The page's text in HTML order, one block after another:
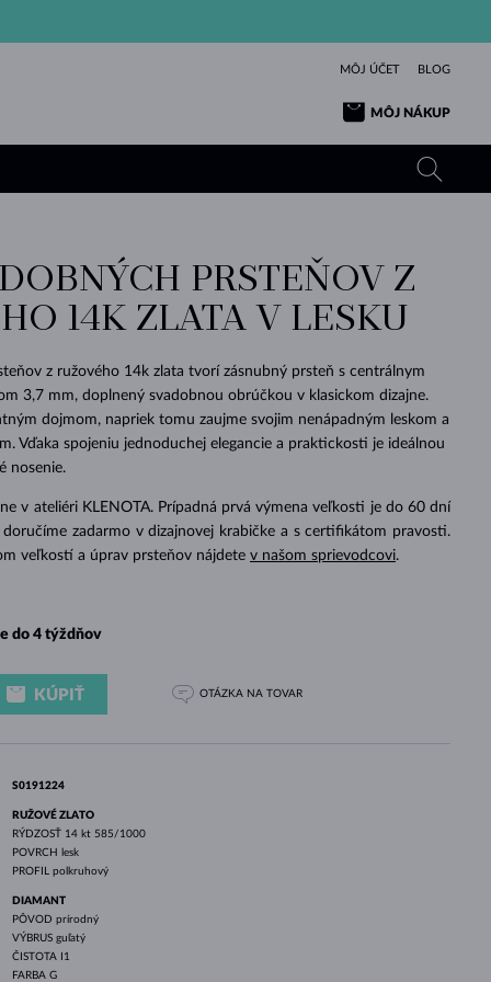
MÔJ ÚČET BLOG
MÔJ NÁKUP
VÝNIMOČNÝ
LÁSKA
ŽLTÉ ZLATO
RUŽOVÉ ZLATO
KRÁSOU
TANZANITY
TOPÁSY
VLTAVÍNY
PRE BÁBÄTKÁ
SVADOBNÉ
BIELE ZLATO
KRÁSNE
TURMALÍNY
VLTAVÍNY
PERLOVÉ PRÍVESKY
BIELE ZLATO
ŽLTÉ ZLATO
RUŽOVÉ ZLATO
PRÍVESKY
NÁRAMKY
ELEGANCIA
ZAFÍRY
SMARAGDY
MINERÁLY
SVADOBNÉ
ŽLTÉ ZLATO
BIELE ZLATO
ŠPERKY
KRÁSU
KOLEKCIE
PRSTEŇOV Z
14K ZLATA V LESKU
z ružového 14k zlata tvorí zásnubný prsteň s centrálnym
3,7 mm, doplnený svadobnou obrúčkou v klasickom dizajne.
dojmom, napriek tomu zaujme svojim nenápadným leskom a
Vďaka spojeniu jednoduchej elegancie a praktickosti je ideálnou
nosenie.
v ateliéri KLENOTA. Prípadná prvá výmena veľkosti je do 60 dní
doručíme zadarmo v dizajnovej krabičke a s certifikátom pravosti.
veľkostí a úprav prsteňov nájdete v našom sprievodcovi.
do 4 týždňov
KÚPIŤ OTÁZKA NA TOVAR
S0191224
RUŽOVÉ ZLATO
RÝDZOSŤ 14 kt 585/1000
POVRCH
lesk
PROFIL polkruhový
DIAMANT
PÔVOD prírodný
VÝBRUS guľatý
ČISTOTA
I1
FARBA G